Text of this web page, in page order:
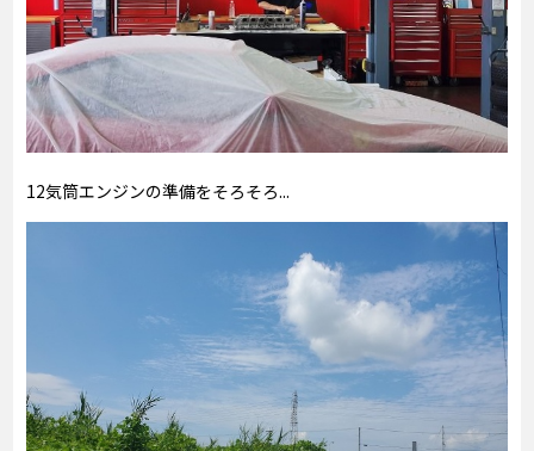
12気筒エンジンの準備をそろそろ...